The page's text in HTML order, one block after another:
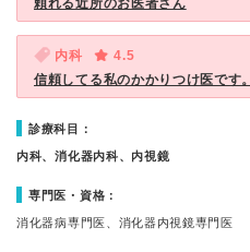
頼れる近所のお医者さん
内科
4.5
信頼してる私のかかりつけ医です。
診療科目：
内科、消化器内科、内視鏡
専門医・資格：
消化器病専門医、消化器内視鏡専門医